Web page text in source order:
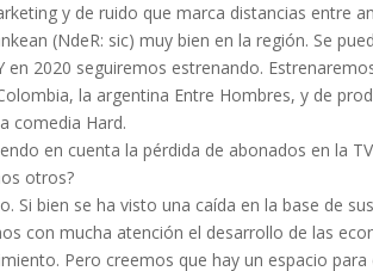
y de ruido que marca distancias entre
(NdeR: sic) muy bien en la región. Se
en 2020 seguiremos estrenando.
la argentina Entre Hombres, y de
comedia Hard.
en cuenta la pérdida de abonados en la
otros?
Si bien se ha visto una caída en la base de
con mucha atención el desarrollo de las
Pero creemos que hay un espacio para